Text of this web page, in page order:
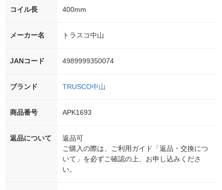
コイル長 400mm
メーカー名 トラスコ中山
JANコード 4989999350074
ブランド TRUSCO中山
商品番号 APK1693
返品について
返品可
ご購入の際は、ご利用ガイド「返品・交換につ
いて」を必ずご確認の上、お申し込みくださ
い。